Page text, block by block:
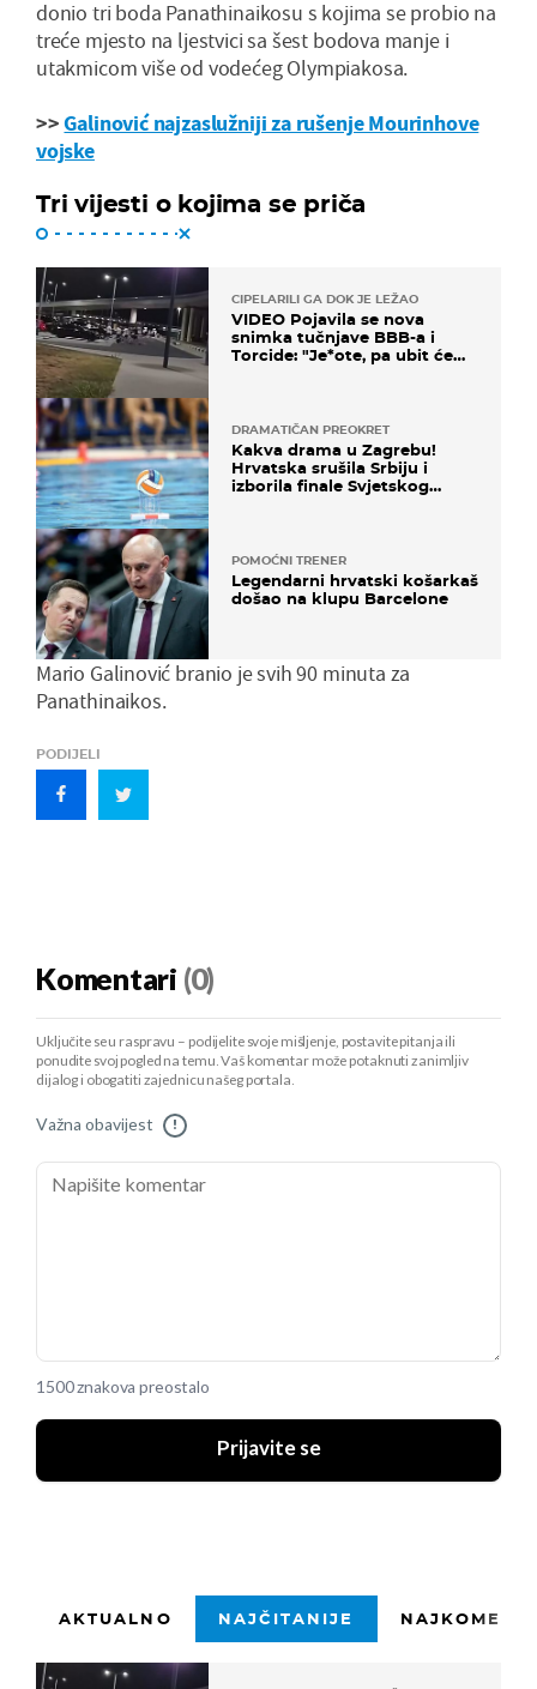
donio tri boda Panathinaikosu s kojima se probio na
treće mjesto na ljestvici sa šest bodova manje i
utakmicom više od vodećeg Olympiakosa.
>>Galinović najzaslužniji za rušenje Mourinhove
vojske
Tri vijesti o kojima se priča
CIPELARILI GA DOK JE LEŽAO
VIDEO Pojavila se nova
snimka tučnjave BBB-a i
Torcide: "Je*ote, pa ubit će
DRAMATIČAN PREOKRET
Kakva drama u Zagrebu!
Hrvatska srušila Srbiju i
izborila finale Svjetskog
POMOĆNI TRENER
Legendarni hrvatski košarkaš
došao na klupu Barcelone
Mario Galinović branio je svih 90 minuta za
Panathinaikos.
PODIJELI
Komentari (0)
Uključite se u raspravu – podijelite svoje mišljenje, postavite pitanja ili
ponudite svoj pogled na temu. Vaš komentar može potaknuti zanimljiv
dijalog i obogatiti zajednicu našeg portala.
Važna obavijest !
1500 znakova preostalo
Prijavite se
AKTUALNO NAJČITANIJE